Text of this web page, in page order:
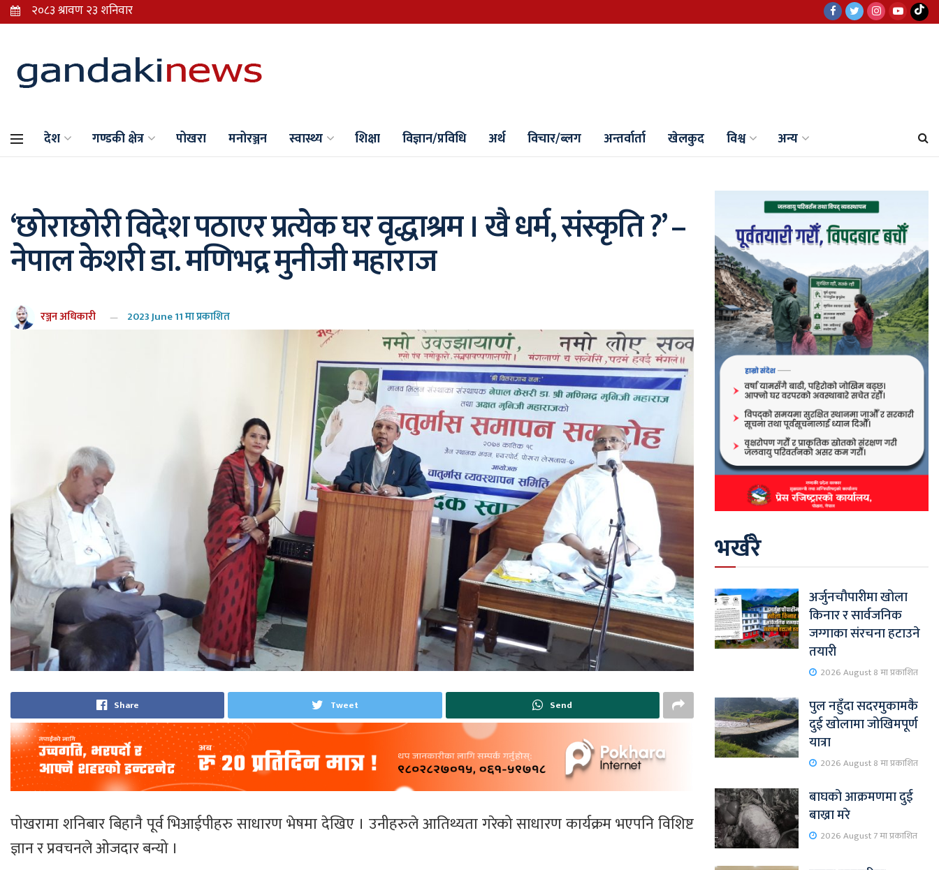
देश गण्डकी क्षेत्र पोखरा मनोरञ्जन स्वास्थ्य शिक्षा विज्ञान/प्रविधि अर्थ विचार/ब्लग अन्तर्वार्ता खेलकुद विश्व अन्य
‘छोराछोरी विदेश पठाएर प्रत्येक घर वृद्धाश्रम । खै धर्म, संस्कृति ?’ –
नेपाल केशरी डा. मणिभद्र मुनीजी महाराज
रञ्जन अधिकारी 2023 June 11 मा प्रकाशित
Share Tweet Send
पोखरामा शनिबार बिहानै पूर्व भिआईपीहरु साधारण भेषमा देखिए । उनीहरुले आतिथ्यता गरेको साधारण कार्यक्रम भएपनि विशिष्ट
ज्ञान र प्रवचनले ओजदार बन्यो ।
भर्खरै
अर्जुनचौपारीमा खोला
किनार र सार्वजनिक
जग्गाका संरचना हटाउने
तयारी
2026 August 8 मा प्रकाशित
पुल नहुँदा सदरमुकामकै
दुई खोलामा जोखिमपूर्ण
यात्रा
2026 August 8 मा प्रकाशित
बाघको आक्रमणमा दुई
बाख्रा मरे
2026 August 7 मा प्रकाशित